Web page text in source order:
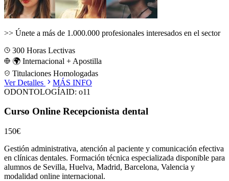
>> Únete a más de 1.000.000 profesionales interesados en el sector
300 Horas Lectivas
🌍 Internacional + Apostilla
Titulaciones Homologadas
Ver Detalles
MÁS INFO
ODONTOLOGÍAID: o11
Curso Online Recepcionista dental
150€
Gestión administrativa, atención al paciente y comunicación efectiva
en clínicas dentales. Formación técnica especializada disponible para
alumnos de Sevilla, Huelva, Madrid, Barcelona, Valencia y
modalidad online internacional.